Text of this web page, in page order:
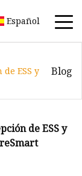
Español
ESS y
Blog
de ESS y